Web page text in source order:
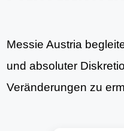
Messie Austria
und absoluter
Veränderungen zu